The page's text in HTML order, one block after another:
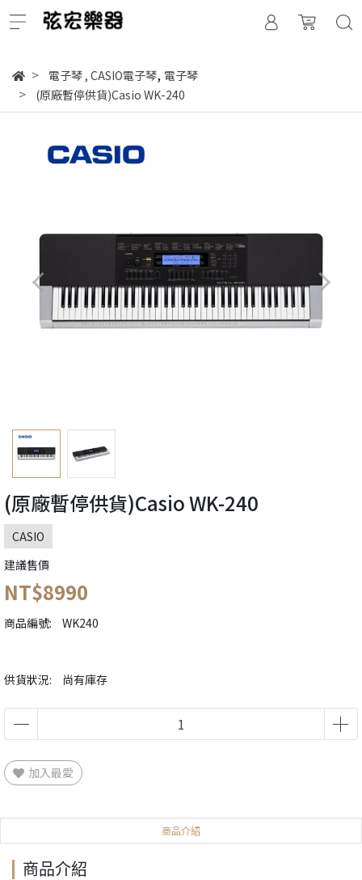
電子琴, CASIO電子琴, 電子琴
(原廠暫停供貨)Casio WK-240
(原廠暫停供貨)Casio WK-240
CASIO
建議售價
NT$8990
商品編號: WK240
供貨狀況: 尚有庫存
加入最愛
商品介紹
商品介紹